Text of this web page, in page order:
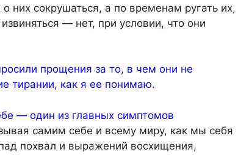
них сокрушаться, а по временам ругать их,
— нет, при условии, что они
прощения за то, в чем они не
тирании, как я ее понимаю.
— один из главных симптомов
самим себе и всему миру, как мы себя
похвал и выражений восхищения,